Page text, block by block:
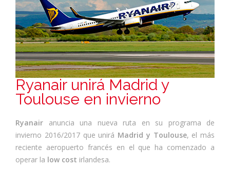
Ryanair unirá Madrid y
Toulouse en invierno
Ryanair anuncia una nueva ruta en su programa de
invierno 2016/2017 que unirá Madrid y Toulouse, el más
reciente aeropuerto francés en el que ha comenzado a
operar la low cost irlandesa.